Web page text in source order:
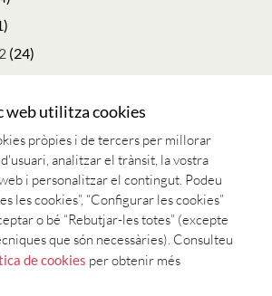
(24)
web utilitza cookies
pròpies i de tercers per millorar
analitzar el trànsit, la vostra
i personalitzar el contingut. Podeu
les cookies”, “Configurar les cookies”
o bé “Rebutjar-les totes” (excepte
que són necessàries). Consulteu
de cookies per obtenir més